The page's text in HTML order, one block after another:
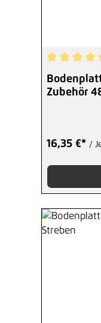
Zubehör
16,35 €* /